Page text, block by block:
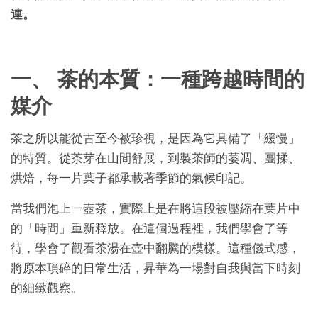
連。
一、 茶的本質：一種跨越時間的
媒介
茶之所以能從古至今被珍視，是因為它具備了「緩慢」
的特質。從茶芽在山間舒展，到製茶師的萎凋、團揉、
烘焙，每一片葉子都承載著季節的氣候印記。
當我們泡上一壺茶，實際上是在將這段被壓縮在葉片中
的「時間」重新釋放。在這個過程裡，我們學會了等
待，學會了觀看茶湯在壺中翻騰的模樣。這種儀式感，
將原本瑣碎的日常生活，昇華為一場對自我與當下時刻
的細緻觀察。